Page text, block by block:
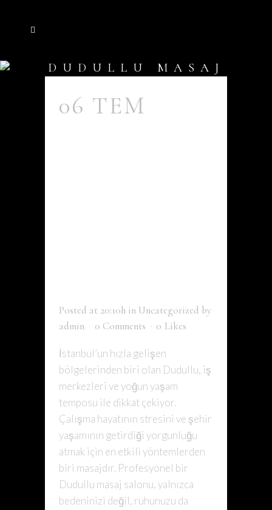
DUDULLU MASAJ
06 TEM
Posted at 20:10h in Uncategorized by
admin
0 Comments 0 Likes
İstanbul’un hızla gelişen
bölgelerinden biri olan Dudullu, iş
merkezleri ve yoğun yaşam
temposu ile dikkat çekiyor.
Çalışma hayatının stresini ve şehir
yaşamının getirdiği yorgunluğu
atmak için en etkili yöntemlerden
biri masajdır. Profesyonel bir
Dudullu masaj salonu, yalnızca
bedeninizi değil, ruhunuzu da